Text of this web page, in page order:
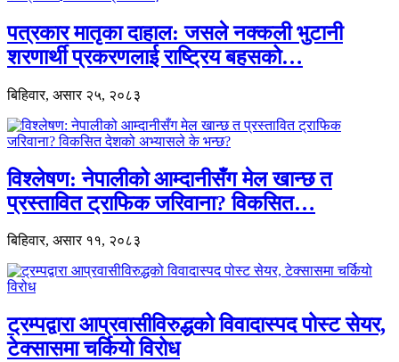
पत्रकार मातृका दाहाल: जसले नक्कली भुटानी
शरणार्थी प्रकरणलाई राष्ट्रिय बहसको…
बिहिवार, असार २५, २०८३
विश्लेषण: नेपालीको आम्दानीसँग मेल खान्छ त
प्रस्तावित ट्राफिक जरिवाना? विकसित…
बिहिवार, असार ११, २०८३
ट्रम्पद्वारा आप्रवासीविरुद्धको विवादास्पद पोस्ट सेयर,
टेक्सासमा चर्कियो विरोध